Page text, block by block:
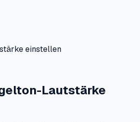
einstellen
Lautstärke